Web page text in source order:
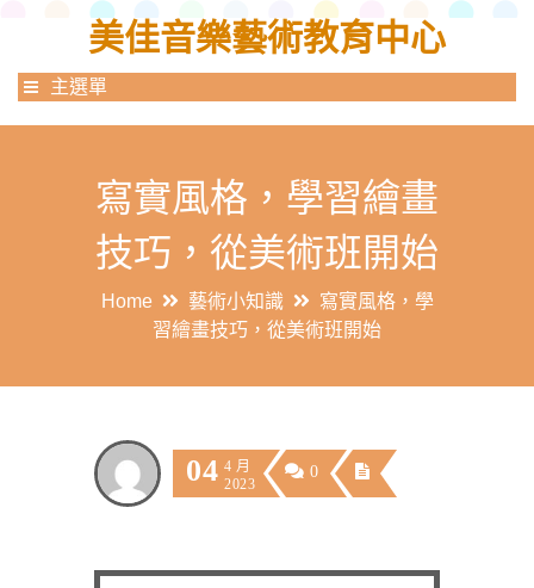
美佳音樂藝術教育中心
主選單
寫實風格，學習繪畫
技巧，從美術班開始
Home 藝術小知識
寫實風格，學
習繪畫技巧，從美術班開始
04 4 月
2023
0